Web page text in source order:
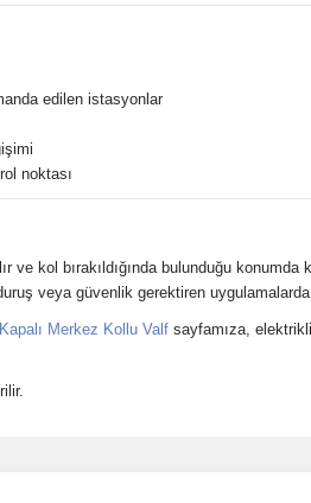
edilen istasyonlar
noktası
kol bırakıldığında bulunduğu konumda
veya güvenlik gerektiren
Merkez Kollu Valf sayfamıza,